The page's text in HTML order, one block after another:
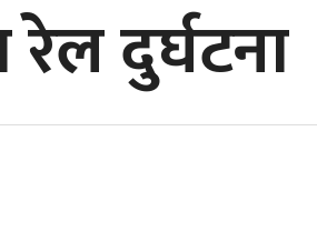
दुर्घटना